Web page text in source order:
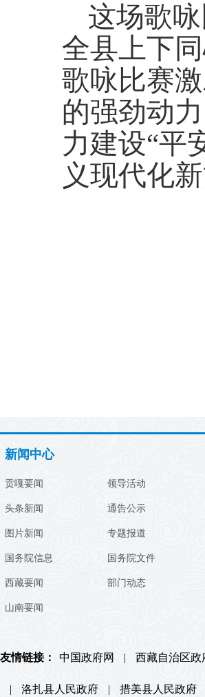
这场歌
全县上下
歌咏比赛
的强劲动
力建设“平
义现代化新
新闻中心
贡嘎要闻
头条新闻
图片新闻
国务院信息
西藏要闻
山南要闻
领导活动
通告公示
专题报道
国务院文件
部门动态
友情链接： 中国政府网 | 西藏自治区政
| 洛扎县人民政府 | 措美县人民政府